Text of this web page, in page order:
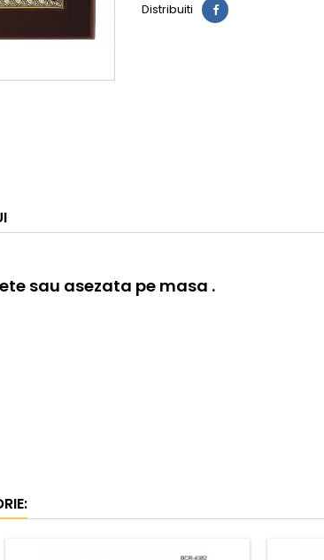
Distribuiti
sau asezata pe masa .